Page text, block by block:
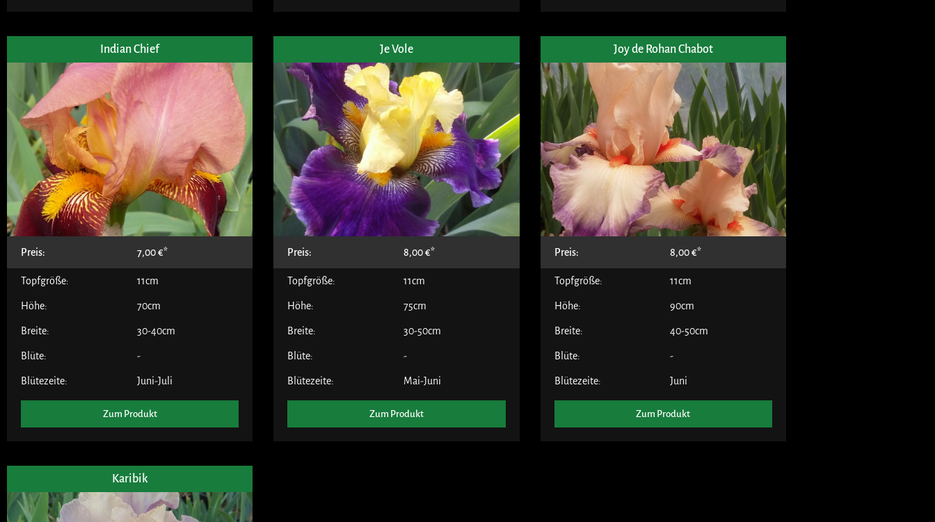
Indian Chief
Preis: 7,00€
Topfgröße: 11cm
Höhe: 70cm
Breite: 30-40cm
Blüte: -
Blütezeite: Juni-Juli
Zum Produkt
Je Vole
Preis: 8,00€
Topfgröße: 11cm
Höhe: 75cm
Breite: 30-50cm
Blüte: -
Blütezeite: Mai-Juni
Zum Produkt
Joy de Rohan Chabot
Preis: 8,00€
Topfgröße: 11cm
Höhe: 90cm
Breite: 40-50cm
Blüte: -
Blütezeite: Juni
Zum Produkt
Karibik